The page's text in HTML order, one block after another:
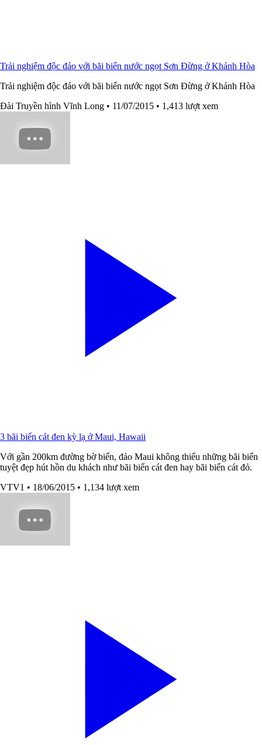
Trải nghiệm độc đáo với bãi biển nước ngọt Sơn Đừng ở Khánh Hòa
Trải nghiệm độc đáo với bãi biển nước ngọt Sơn Đừng ở Khánh Hòa
Đài Truyền hình Vĩnh Long • 11/07/2015 • 1,413 lượt xem
3 bãi biển cát đen kỳ lạ ở Maui, Hawaii
Với gần 200km đường bờ biển, đảo Maui không thiếu những bãi biển
tuyệt đẹp hút hồn du khách như bãi biển cát đen hay bãi biển cát đỏ.
VTV1 • 18/06/2015 • 1,134 lượt xem